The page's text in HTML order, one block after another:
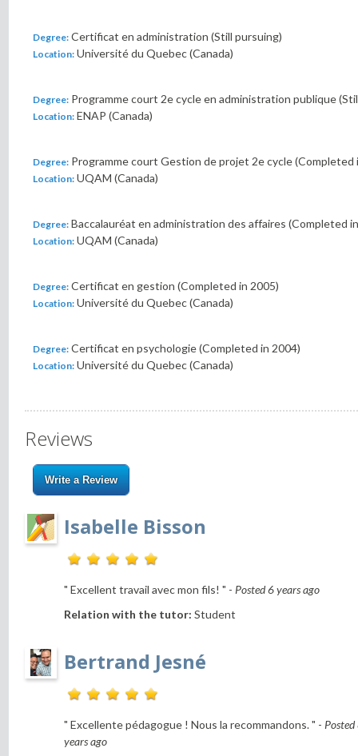
Degree: Certificat en administration (Still pursuing)
Location: Université du Quebec (Canada)
Degree: Programme court 2e cycle en administration publique
Location: ENAP (Canada)
Degree: Programme court Gestion de projet 2e cycle (Completed
Location: UQAM (Canada)
Degree: Baccalauréat en administration des affaires (Completed
Location: UQAM (Canada)
Degree: Certificat en gestion (Completed in 2005)
Location: Université du Quebec (Canada)
Degree: Certificat en psychologie (Completed in 2004)
Location: Université du Quebec (Canada)
Reviews
Write a Review
Isabelle Bisson
" Excellent travail avec mon fils! " - Posted 6 years ago
Relation with the tutor: Student
Bertrand Jesné
" Excellente pédagogue ! Nous la recommandons. " - Posted
years ago